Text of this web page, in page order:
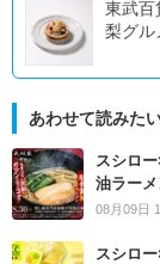
東武百
梨グル
あわせて読みた
スシロ
油ラー
08月09日
スシロ